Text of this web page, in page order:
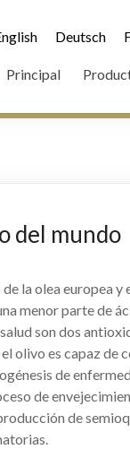
Deutsch
Principal
del mundo
la olea europea
menor parte de
son dos
olivo es capaz de
de
de
de